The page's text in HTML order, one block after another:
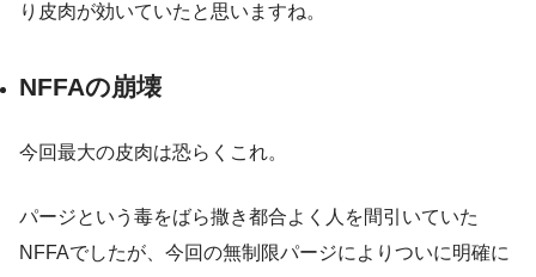
り皮肉が効いていたと思いますね。
NFFAの崩壊
今回最大の皮肉は恐らくこれ。
パージという毒をばら撒き都合よく人を間引いていた
NFFAでしたが、今回の無制限パージによりついに明確に